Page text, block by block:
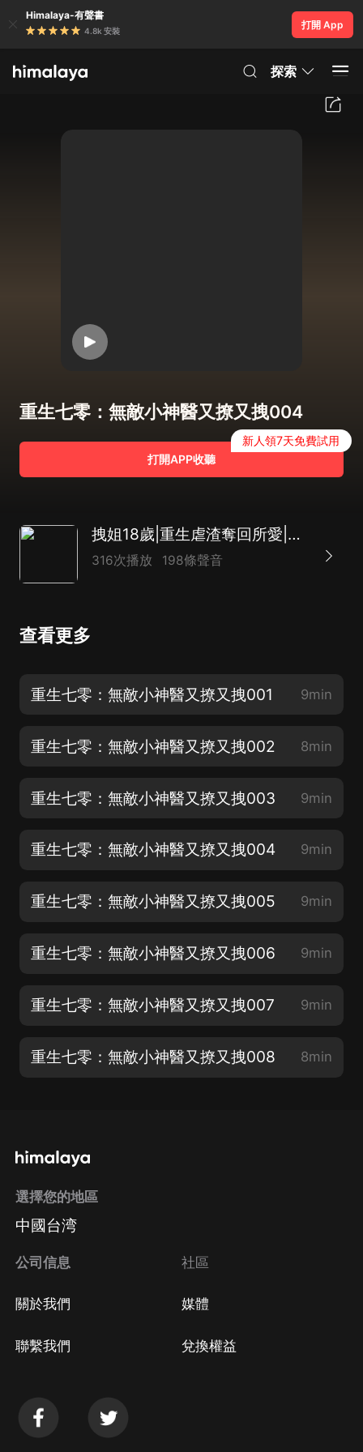
Himalaya-有聲書
4.8k 安裝
打開 App
探索
重生七零：無敵小神醫又撩又拽004
打開APP收聽
新人領7天免費試用
拽姐18歲|重生虐渣奪回所愛|【多人有聲劇】
316次播放 198條聲音
查看更多
重生七零：無敵小神醫又撩又拽001 9min
重生七零：無敵小神醫又撩又拽002 8min
重生七零：無敵小神醫又撩又拽003 9min
重生七零：無敵小神醫又撩又拽004 9min
重生七零：無敵小神醫又撩又拽005 9min
重生七零：無敵小神醫又撩又拽006 9min
重生七零：無敵小神醫又撩又拽007 9min
重生七零：無敵小神醫又撩又拽008 8min
選擇您的地區
中國台湾
公司信息
關於我們
聯繫我們
社區
媒體
兌換權益